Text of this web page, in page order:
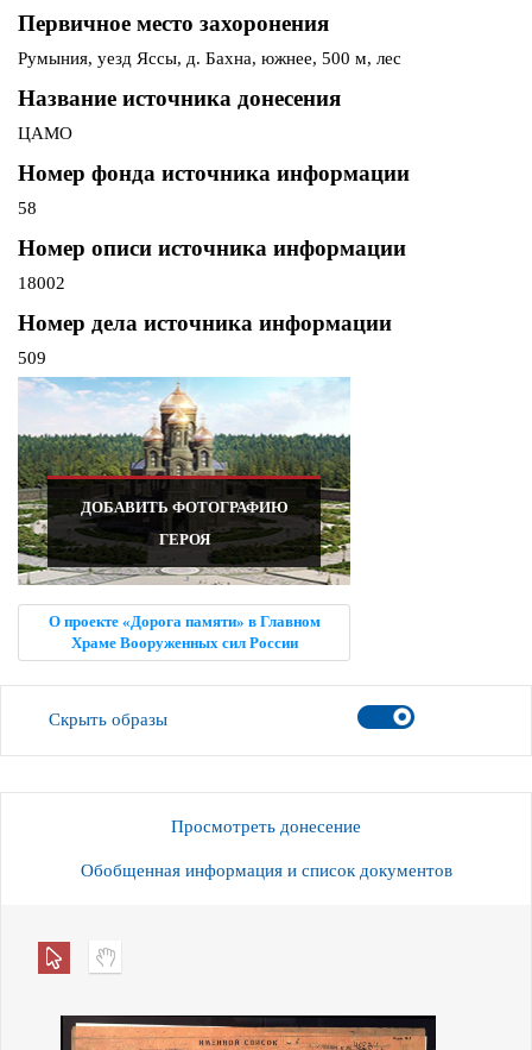
Первичное место захоронения
Румыния, уезд Яссы, д. Бахна, южнее, 500 м, лес
Название источника донесения
ЦАМО
Номер фонда источника информации
58
Номер описи источника информации
18002
Номер дела источника информации
509
ДОБАВИТЬ ФОТОГРАФИЮ
ГЕРОЯ
О проекте «Дорога памяти» в Главном
Храме Вооруженных сил России
Скрыть образы
Просмотреть донесение
Обобщенная информация и список документов